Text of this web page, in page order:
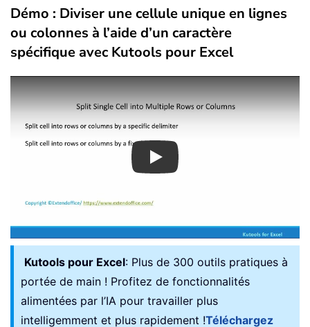
Démo : Diviser une cellule unique en lignes
ou colonnes à l’aide d’un caractère
spécifique avec Kutools pour Excel
Play
Kutools pour Excel: Plus de 300 outils pratiques à
portée de main ! Profitez de fonctionnalités
alimentées par l’IA pour travailler plus
intelligemment et plus rapidement !Téléchargez